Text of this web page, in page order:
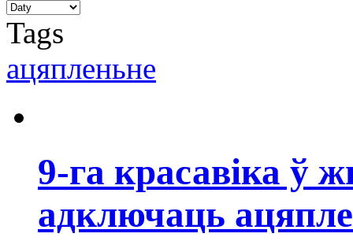
Tags
ацяпленьне
9-га красавіка ў
адключаць